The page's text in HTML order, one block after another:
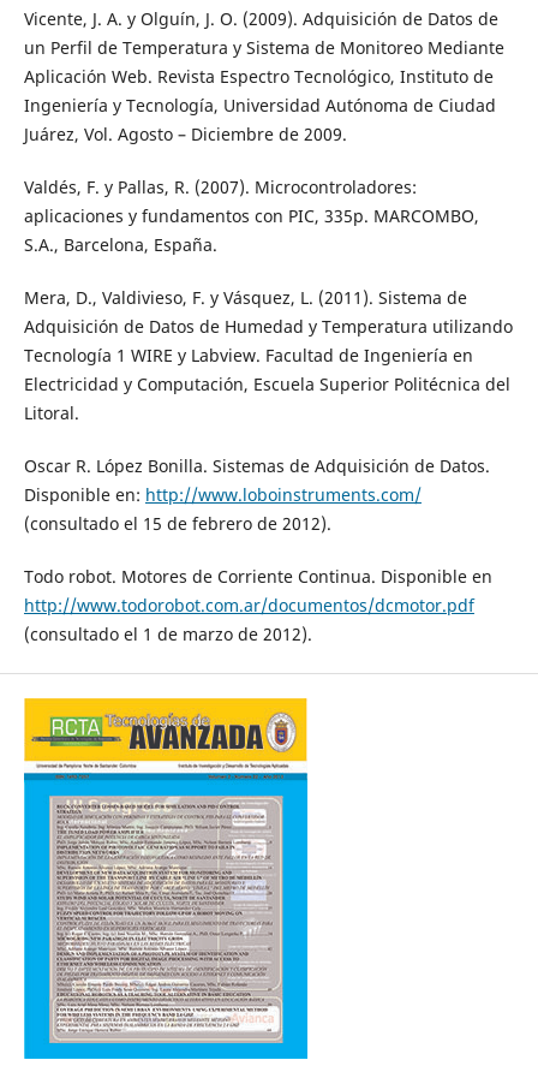
Vicente, J. A. y Olguín, J. O. (2009). Adquisición de Datos de
un Perfil de Temperatura y Sistema de Monitoreo Mediante
Aplicación Web. Revista Espectro Tecnológico, Instituto de
Ingeniería y Tecnología, Universidad Autónoma de Ciudad
Juárez, Vol. Agosto – Diciembre de 2009.
Valdés, F. y Pallas, R. (2007). Microcontroladores:
aplicaciones y fundamentos con PIC, 335p. MARCOMBO,
S.A., Barcelona, España.
Mera, D., Valdivieso, F. y Vásquez, L. (2011). Sistema de
Adquisición de Datos de Humedad y Temperatura utilizando
Tecnología 1 WIRE y Labview. Facultad de Ingeniería en
Electricidad y Computación, Escuela Superior Politécnica del
Litoral.
Oscar R. López Bonilla. Sistemas de Adquisición de Datos.
Disponible en: http://www.loboinstruments.com/
(consultado el 15 de febrero de 2012).
Todo robot. Motores de Corriente Continua. Disponible en
http://www.todorobot.com.ar/documentos/dcmotor.pdf
(consultado el 1 de marzo de 2012).